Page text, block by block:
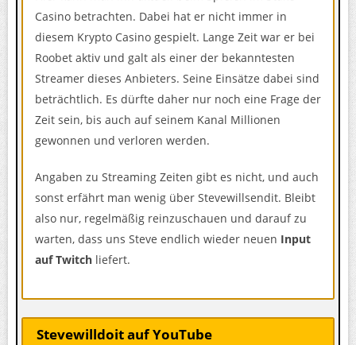
Casino betrachten. Dabei hat er nicht immer in
diesem Krypto Casino gespielt. Lange Zeit war er bei
Roobet aktiv und galt als einer der bekanntesten
Streamer dieses Anbieters. Seine Einsätze dabei sind
beträchtlich. Es dürfte daher nur noch eine Frage der
Zeit sein, bis auch auf seinem Kanal Millionen
gewonnen und verloren werden.
Angaben zu Streaming Zeiten gibt es nicht, und auch
sonst erfährt man wenig über Stevewillsendit. Bleibt
also nur, regelmäßig reinzuschauen und darauf zu
warten, dass uns Steve endlich wieder neuen Input
auf Twitch liefert.
Stevewilldoit auf YouTube